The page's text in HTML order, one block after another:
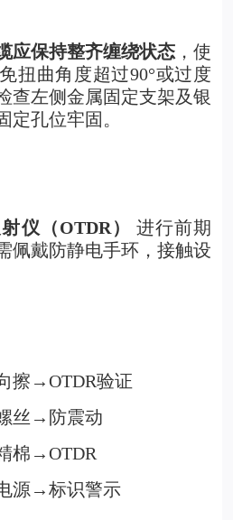
应保持整齐缠绕状态 ，使
扭曲角度超过90°或过度
查左侧金属固定支架及银
定孔位牢固。
仪（OTDR）
进行前期
佩戴防静电手环，接触设
擦→OTDR验证
丝→防震动
棉→OTDR
源→标识警示